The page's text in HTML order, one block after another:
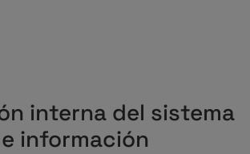
interna del sistema
información